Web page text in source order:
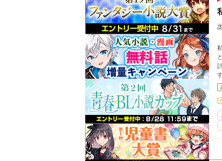
と。 このままいったら5年後
計